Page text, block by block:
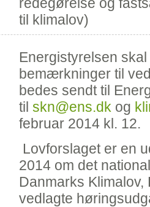
til klimalov)
Energistyrelsen
bemærkninger til
bedes sendt til
til skn@ens.dk og
februar 2014 kl. 12.
Lovforslaget er en
2014 om det
Danmarks
vedlagte